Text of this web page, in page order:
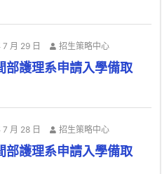
月 29 日 招生策略中心
部護理系申請入學備取
月 28 日 招生策略中心
部護理系申請入學備取